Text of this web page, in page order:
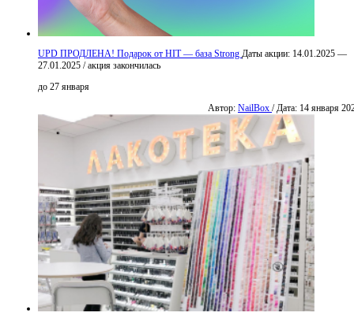
UPD ПРОДЛЕНА! Подарок от HIT — база Strong Даты акции: 14.01.2025 —
27.01.2025 /акция закончилась
до 27 января
Автор: NailBox / Дата: 14 января